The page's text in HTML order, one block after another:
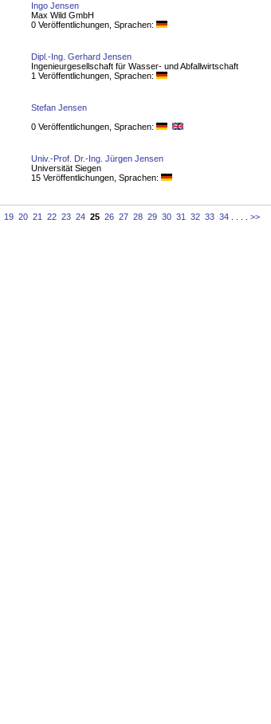
Ingo Jensen
Max Wild GmbH
0 Veröffentlichungen, Sprachen:
Dipl.-Ing. Gerhard Jensen
Ingenieurgesellschaft für Wasser- und Abfallwirtschaft
1 Veröffentlichungen, Sprachen:
Stefan Jensen
0 Veröffentlichungen, Sprachen:
Univ.-Prof. Dr.-Ing. Jürgen Jensen
Universität Siegen
15 Veröffentlichungen, Sprachen:
19 20 21 22 23 24 25 26 27 28 29 30 31 32 33 34. . . . >>